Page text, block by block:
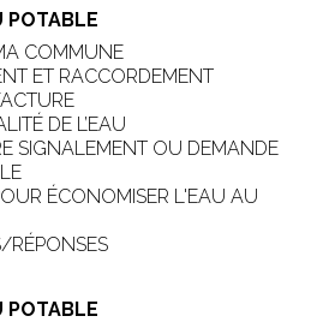
POTABLE
COMMUNE
ET RACCORDEMENT
DE L’EAU
SIGNALEMENT OU DEMANDE
ÉCONOMISER L'EAU AU
RÉPONSES
POTABLE